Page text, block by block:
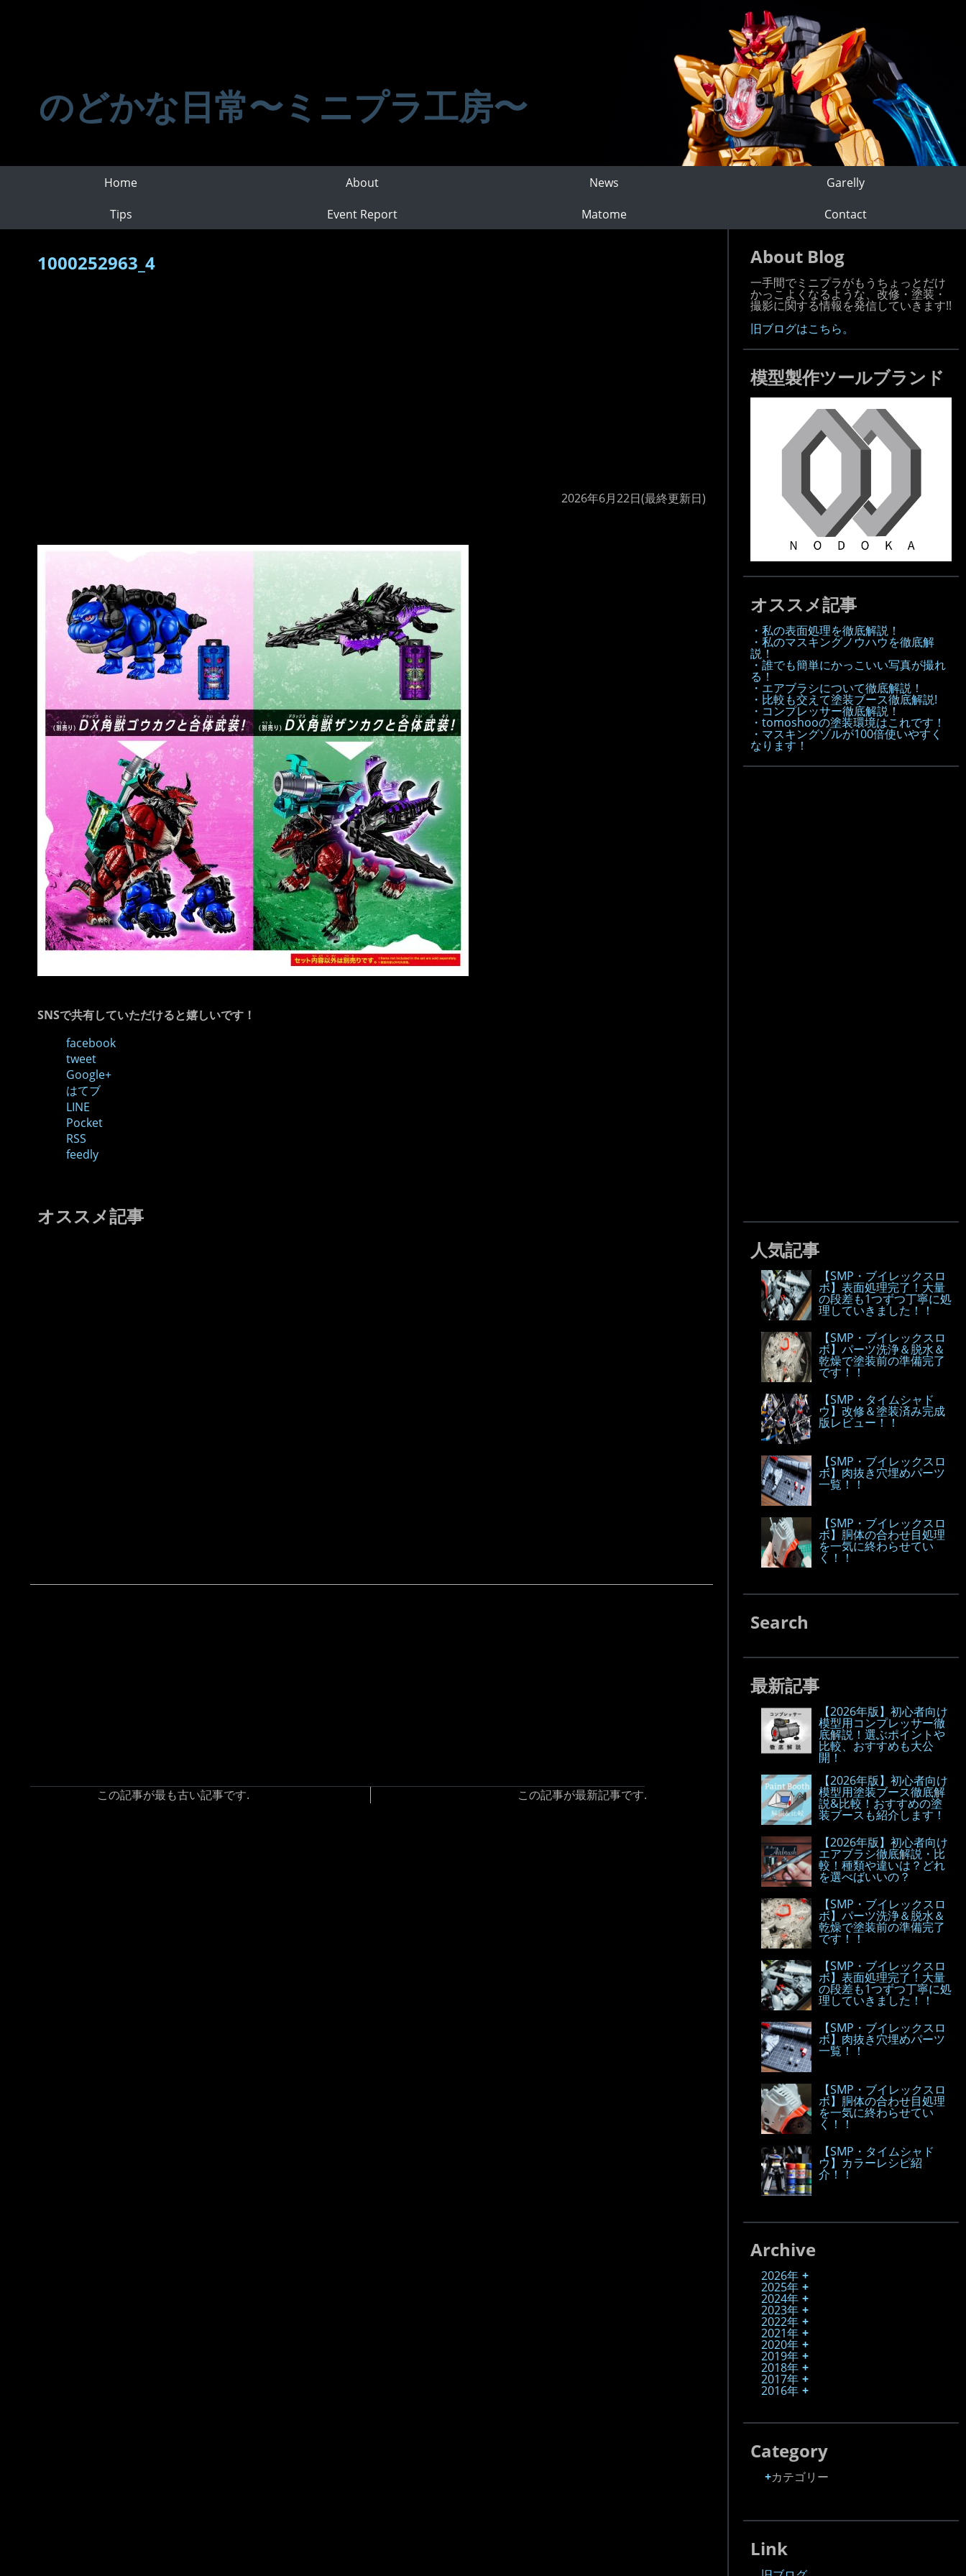
のどかな日常〜ミニプラ工房〜
Home About News
Garelly
Tips
Event Report Matome Contact
1000252963_4
2026年6月22日(最終更新日)
SNSで共有していただけると嬉しいです！
facebook
tweet
Google+
はてブ
LINE
Pocket
RSS
feedly
オススメ記事
この記事が最も古い記事です. この記事が最新記事です.
About Blog
一手間でミニプラがもうちょっとだけ
かっこよくなるような、改修・塗装・
撮影に関する情報を発信していきます!!
旧ブログはこちら。
模型製作ツールブランド
オススメ記事
・私の表面処理を徹底解説！
・私のマスキングノウハウを徹底解
説！
・誰でも簡単にかっこいい写真が撮れ
る！
・エアブラシについて徹底解説！
・比較も交えて塗装ブース徹底解説!
・コンプレッサー徹底解説！
・tomoshooの塗装環境はこれです！
・マスキングゾルが100倍使いやすく
なります！
人気記事
【SMP・ブイレックスロ
ボ】表面処理完了！大量
の段差も1つずつ丁寧に処
理していきました！！
【SMP・ブイレックスロ
ボ】パーツ洗浄＆脱水＆
乾燥で塗装前の準備完了
です！！
【SMP・タイムシャド
ウ】改修＆塗装済み完成
版レビュー！！
【SMP・ブイレックスロ
ボ】肉抜き穴埋めパーツ
一覧！！
【SMP・ブイレックスロ
ボ】胴体の合わせ目処理
を一気に終わらせてい
く！！
Search
最新記事
【2026年版】初心者向け
模型用コンプレッサー徹
底解説！選ぶポイントや
比較、おすすめも大公
開！
【2026年版】初心者向け
模型用塗装ブース徹底解
説&比較！おすすめの塗
装ブースも紹介します！
【2026年版】初心者向け
エアブラシ徹底解説・比
較！種類や違いは？どれ
を選べばいいの？
【SMP・ブイレックスロ
ボ】パーツ洗浄＆脱水＆
乾燥で塗装前の準備完了
です！！
【SMP・ブイレックスロ
ボ】表面処理完了！大量
の段差も1つずつ丁寧に処
理していきました！！
【SMP・ブイレックスロ
ボ】肉抜き穴埋めパーツ
一覧！！
【SMP・ブイレックスロ
ボ】胴体の合わせ目処理
を一気に終わらせてい
く！！
【SMP・タイムシャド
ウ】カラーレシピ紹
介！！
Archive
2026年
2025年
2024年
2023年
2022年
2021年
2020年
2019年
2018年
2017年
2016年
Category
カテゴリー
Link